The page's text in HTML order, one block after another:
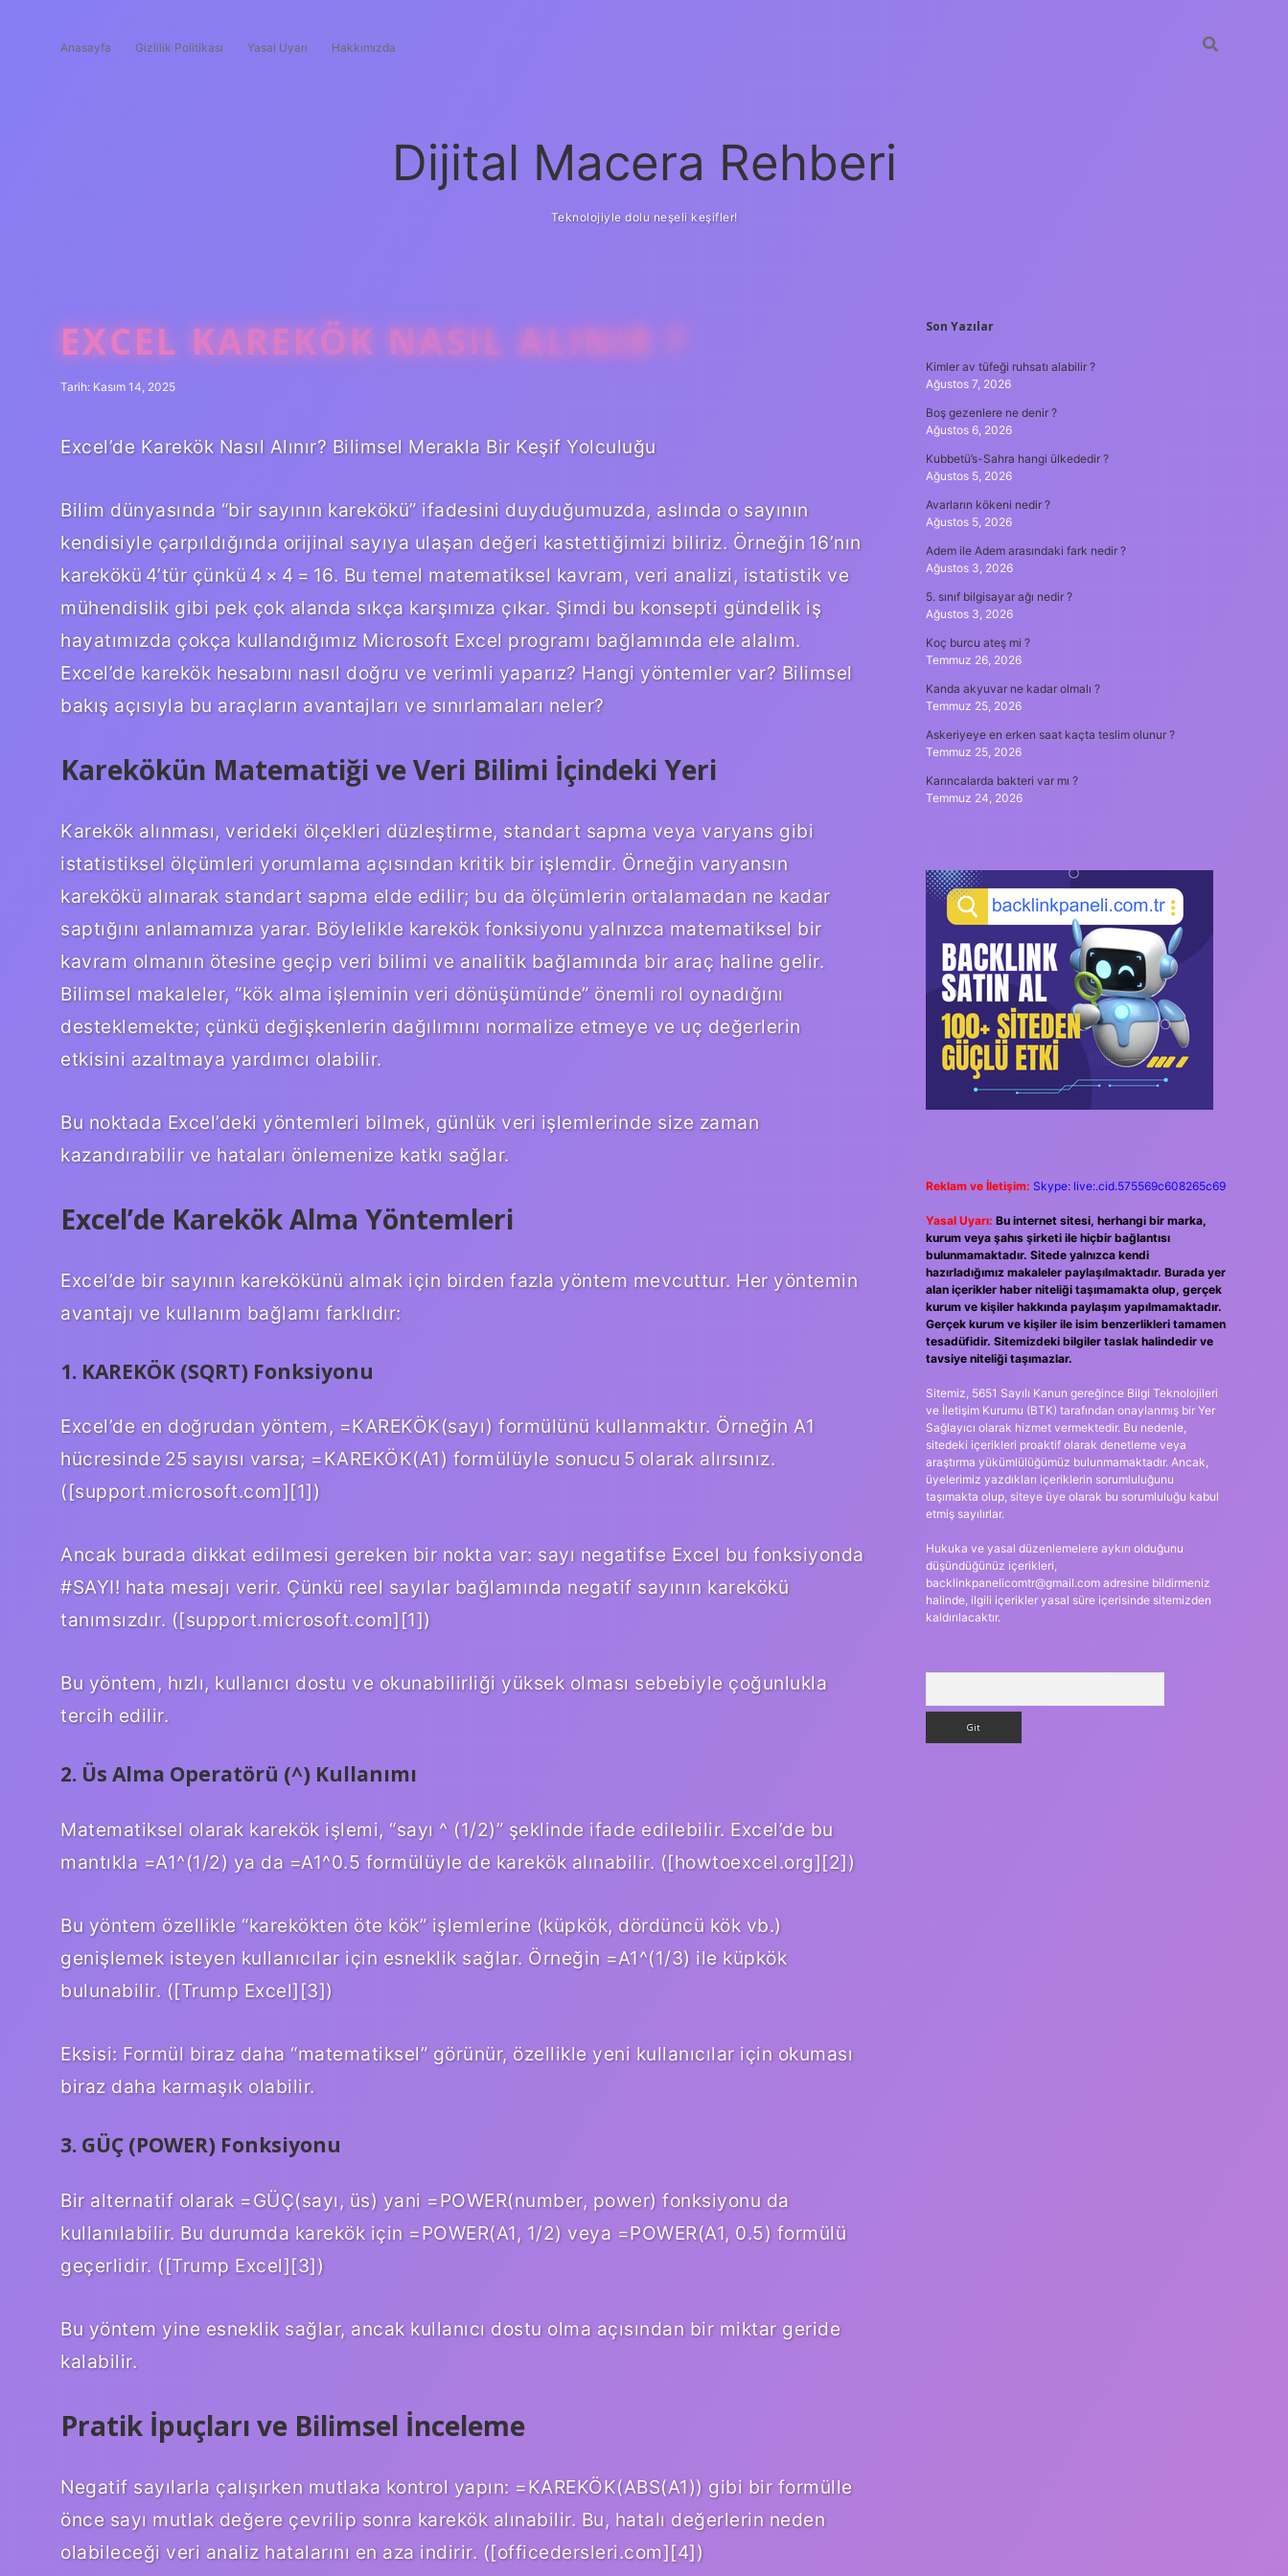
Anasayfa Gizlilik Politikası Yasal Uyarı Hakkımızda
Dijital Macera Rehberi
Teknolojiyle dolu neşeli keşifler!
EXCEL KAREKÖK NASIL ALINIR ?
Tarih: Kasım 14, 2025
Excel’de Karekök Nasıl Alınır? Bilimsel Merakla Bir Keşif Yolculuğu
Bilim dünyasında “bir sayının karekökü” ifadesini duyduğumuzda, aslında o sayının
kendisiyle çarpıldığında orijinal sayıya ulaşan değeri kastettiğimizi biliriz. Örneğin 16’nın
karekökü 4’tür çünkü 4 × 4 = 16. Bu temel matematiksel kavram, veri analizi, istatistik ve
mühendislik gibi pek çok alanda sıkça karşımıza çıkar. Şimdi bu konsepti gündelik iş
hayatımızda çokça kullandığımız Microsoft Excel programı bağlamında ele alalım.
Excel’de karekök hesabını nasıl doğru ve verimli yaparız? Hangi yöntemler var? Bilimsel
bakış açısıyla bu araçların avantajları ve sınırlamaları neler?
Karekökün Matematiği ve Veri Bilimi İçindeki Yeri
Karekök alınması, verideki ölçekleri düzleştirme, standart sapma veya varyans gibi
istatistiksel ölçümleri yorumlama açısından kritik bir işlemdir. Örneğin varyansın
karekökü alınarak standart sapma elde edilir; bu da ölçümlerin ortalamadan ne kadar
saptığını anlamamıza yarar. Böylelikle karekök fonksiyonu yalnızca matematiksel bir
kavram olmanın ötesine geçip veri bilimi ve analitik bağlamında bir araç haline gelir.
Bilimsel makaleler, “kök alma işleminin veri dönüşümünde” önemli rol oynadığını
desteklemekte; çünkü değişkenlerin dağılımını normalize etmeye ve uç değerlerin
etkisini azaltmaya yardımcı olabilir.
Bu noktada Excel’deki yöntemleri bilmek, günlük veri işlemlerinde size zaman
kazandırabilir ve hataları önlemenize katkı sağlar.
Excel’de Karekök Alma Yöntemleri
Excel’de bir sayının karekökünü almak için birden fazla yöntem mevcuttur. Her yöntemin
avantajı ve kullanım bağlamı farklıdır:
1. KAREKÖK (SQRT) Fonksiyonu
Excel’de en doğrudan yöntem, =KAREKÖK(sayı) formülünü kullanmaktır. Örneğin A1
hücresinde 25 sayısı varsa; =KAREKÖK(A1) formülüyle sonucu 5 olarak alırsınız.
([support.microsoft.com][1])
Ancak burada dikkat edilmesi gereken bir nokta var: sayı negatifse Excel bu fonksiyonda
#SAYI! hata mesajı verir. Çünkü reel sayılar bağlamında negatif sayının karekökü
tanımsızdır. ([support.microsoft.com][1])
Bu yöntem, hızlı, kullanıcı dostu ve okunabilirliği yüksek olması sebebiyle çoğunlukla
tercih edilir.
2. Üs Alma Operatörü (^) Kullanımı
Matematiksel olarak karekök işlemi, “sayı ^ (1/2)” şeklinde ifade edilebilir. Excel’de bu
mantıkla =A1^(1/2) ya da =A1^0.5 formülüyle de karekök alınabilir. ([howtoexcel.org][2])
Bu yöntem özellikle “karekökten öte kök” işlemlerine (küpkök, dördüncü kök vb.)
genişlemek isteyen kullanıcılar için esneklik sağlar. Örneğin =A1^(1/3) ile küpkök
bulunabilir. ([Trump Excel][3])
Eksisi: Formül biraz daha “matematiksel” görünür, özellikle yeni kullanıcılar için okuması
biraz daha karmaşık olabilir.
3. GÜÇ (POWER) Fonksiyonu
Bir alternatif olarak =GÜÇ(sayı, üs) yani =POWER(number, power) fonksiyonu da
kullanılabilir. Bu durumda karekök için =POWER(A1, 1/2) veya =POWER(A1, 0.5) formülü
geçerlidir. ([Trump Excel][3])
Bu yöntem yine esneklik sağlar, ancak kullanıcı dostu olma açısından bir miktar geride
kalabilir.
Pratik İpuçları ve Bilimsel İnceleme
Negatif sayılarla çalışırken mutlaka kontrol yapın: =KAREKÖK(ABS(A1)) gibi bir formülle
önce sayı mutlak değere çevrilip sonra karekök alınabilir. Bu, hatalı değerlerin neden
olabileceği veri analiz hatalarını en aza indirir. ([officedersleri.com][4])
SIDEBAR
Son Yazılar
Kimler av tüfeği ruhsatı alabilir ?
Ağustos 7, 2026
Boş gezenlere ne denir ?
Ağustos 6, 2026
Kubbetü’s-Sahra hangi ülkededir ?
Ağustos 5, 2026
Avarların kökeni nedir ?
Ağustos 5, 2026
Adem ile Adem arasındaki fark nedir ?
Ağustos 3, 2026
5. sınıf bilgisayar ağı nedir ?
Ağustos 3, 2026
Koç burcu ateş mi ?
Temmuz 26, 2026
Kanda akyuvar ne kadar olmalı ?
Temmuz 25, 2026
Askeriyeye en erken saat kaçta teslim olunur ?
Temmuz 25, 2026
Karıncalarda bakteri var mı ?
Temmuz 24, 2026
Reklam ve İletişim: Skype: live:.cid.575569c608265c69
Yasal Uyarı: Bu internet sitesi, herhangi bir marka,
kurum veya şahıs şirketi ile hiçbir bağlantısı
bulunmamaktadır. Sitede yalnızca kendi
hazırladığımız makaleler paylaşılmaktadır. Burada yer
alan içerikler haber niteliği taşımamakta olup, gerçek
kurum ve kişiler hakkında paylaşım yapılmamaktadır.
Gerçek kurum ve kişiler ile isim benzerlikleri tamamen
tesadüfidir. Sitemizdeki bilgiler taslak halindedir ve
tavsiye niteliği taşımazlar.
Sitemiz, 5651 Sayılı Kanun gereğince Bilgi Teknolojileri
ve İletişim Kurumu (BTK) tarafından onaylanmış bir Yer
Sağlayıcı olarak hizmet vermektedir. Bu nedenle,
sitedeki içerikleri proaktif olarak denetleme veya
araştırma yükümlülüğümüz bulunmamaktadır. Ancak,
üyelerimiz yazdıkları içeriklerin sorumluluğunu
taşımakta olup, siteye üye olarak bu sorumluluğu kabul
etmiş sayılırlar.
Hukuka ve yasal düzenlemelere aykırı olduğunu
düşündüğünüz içerikleri,
backlinkpanelicomtr@gmail.comadresine bildirmeniz
halinde, ilgili içerikler yasal süre içerisinde sitemizden
kaldırılacaktır.